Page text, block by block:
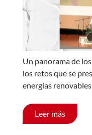
Un panorama de
los retos que se
energías
Leer más